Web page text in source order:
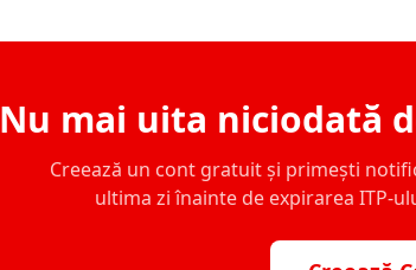
Nu mai uita niciodată
Creează un cont gratuit și primești
ultima zi înainte de expirarea ITP-